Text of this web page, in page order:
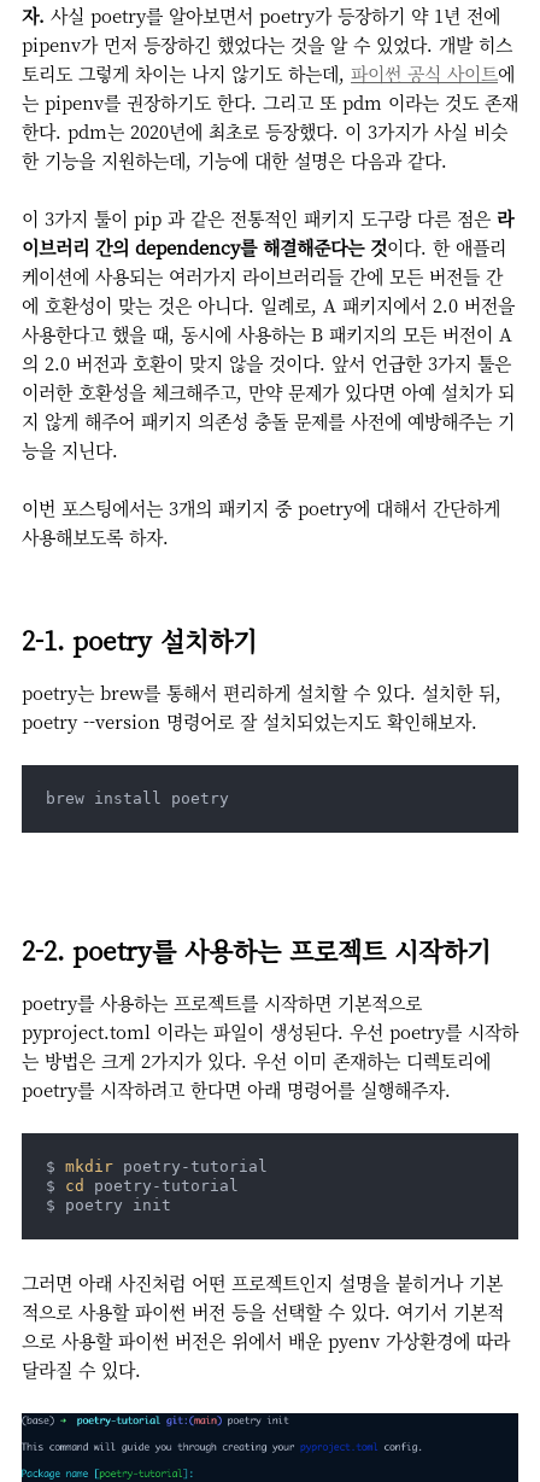
자. 사실 poetry를 알아보면서 poetry가 등장하기 약 1년 전에
pipenv가 먼저 등장하긴 했었다는 것을 알 수 있었다. 개발 히스
토리도 그렇게 차이는 나지 않기도 하는데, 파이썬 공식 사이트에
는 pipenv를 권장하기도 한다. 그리고 또 pdm 이라는 것도 존재
한다. pdm는 2020년에 최초로 등장했다. 이 3가지가 사실 비슷
한 기능을 지원하는데, 기능에 대한 설명은 다음과 같다.
이 3가지 툴이 pip 과 같은 전통적인 패키지 도구랑 다른 점은 라
이브러리 간의 dependency를 해결해준다는 것이다. 한 애플리
케이션에 사용되는 여러가지 라이브러리들 간에 모든 버전들 간
에 호환성이 맞는 것은 아니다. 일례로, A 패키지에서 2.0 버전을
사용한다고 했을 때, 동시에 사용하는 B 패키지의 모든 버전이 A
의 2.0 버전과 호환이 맞지 않을 것이다. 앞서 언급한 3가지 툴은
이러한 호환성을 체크해주고, 만약 문제가 있다면 아예 설치가 되
지 않게 해주어 패키지 의존성 충돌 문제를 사전에 예방해주는 기
능을 지닌다.
이번 포스팅에서는 3개의 패키지 중 poetry에 대해서 간단하게
사용해보도록 하자.
2-1. poetry 설치하기
poetry는 brew를 통해서 편리하게 설치할 수 있다. 설치한 뒤,
poetry --version 명령어로 잘 설치되었는지도 확인해보자.
brew install poetry
2-2. poetry를 사용하는 프로젝트 시작하기
poetry를 사용하는 프로젝트를 시작하면 기본적으로
pyproject.toml 이라는 파일이 생성된다. 우선 poetry를 시작하
는 방법은 크게 2가지가 있다. 우선 이미 존재하는 디렉토리에
poetry를 시작하려고 한다면 아래 명령어를 실행해주자.
$ mkdir poetry-tutorial
$ cd
poetry-tutorial
$ poetry init
그러면 아래 사진처럼 어떤 프로젝트인지 설명을 붙히거나 기본
적으로 사용할 파이썬 버전 등을 선택할 수 있다. 여기서 기본적
으로 사용할 파이썬 버전은 위에서 배운 pyenv 가상환경에 따라
달라질 수 있다.